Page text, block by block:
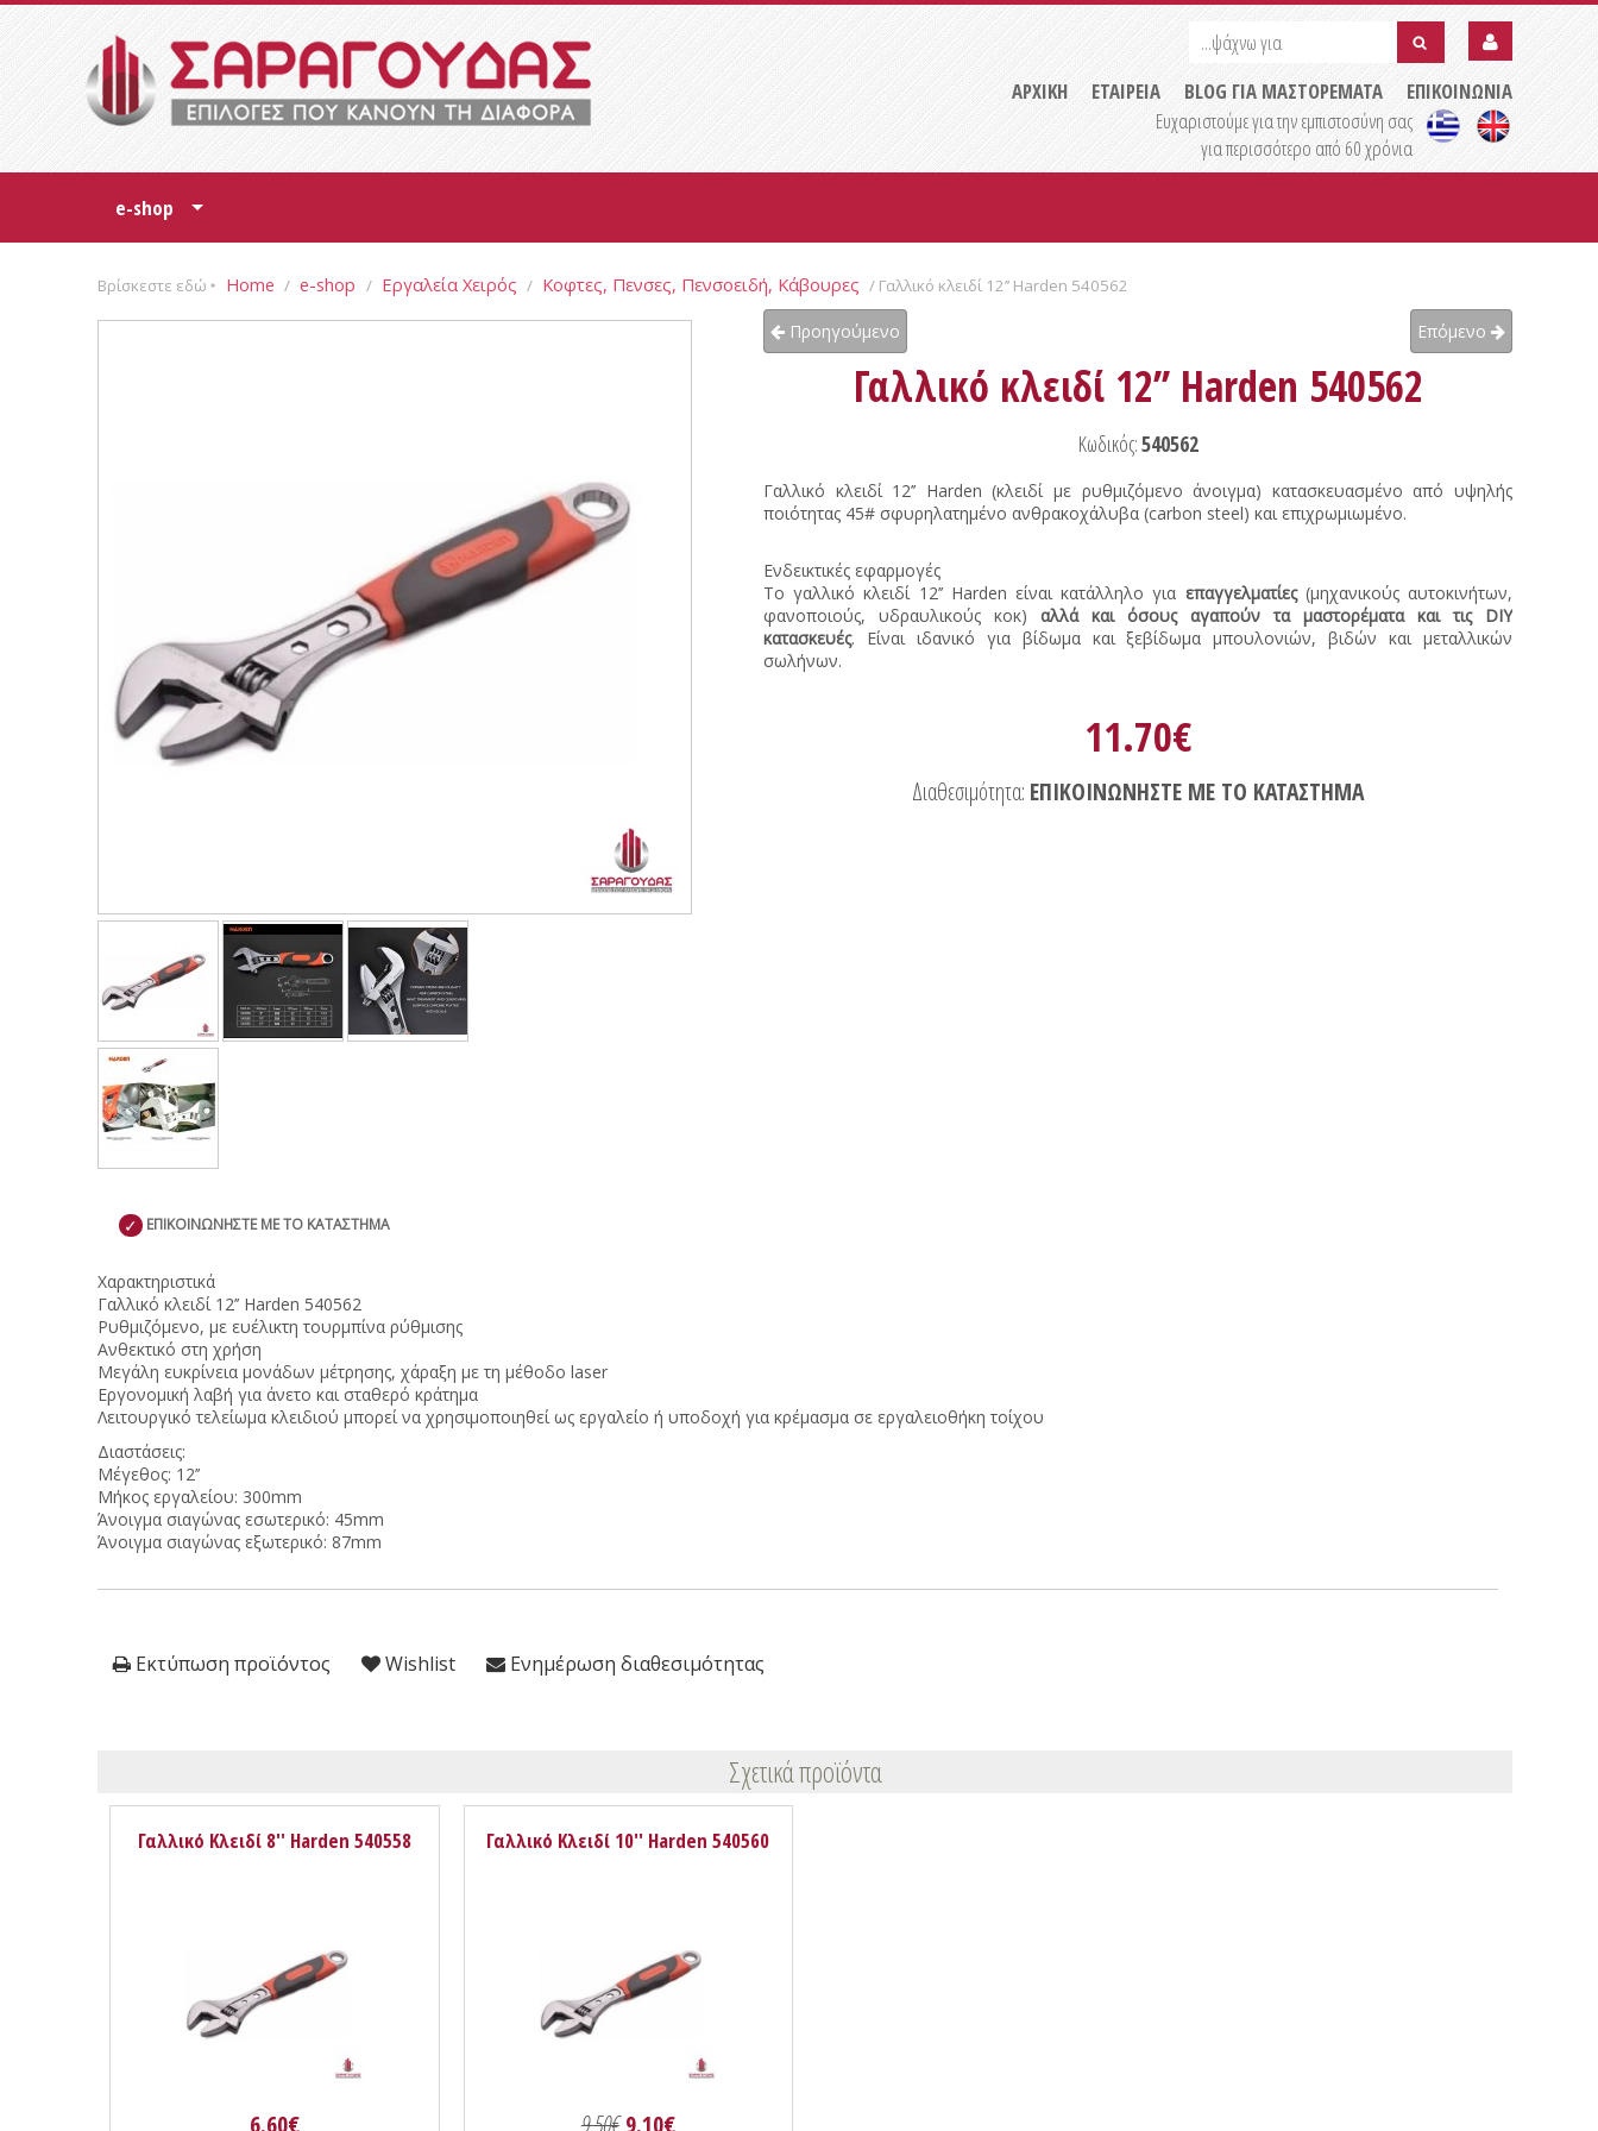
...ψάχνω
για
...ψάχνω
για
submit
ΕΠΙΚΟΙΝΩΝΙΑ
BLOG ΓΙΑ ΜΑΣΤΟΡΕΜΑΤΑ
ΕΤΑΙΡΕΙΑ
ΑΡΧΙΚΗ
Ευχαριστούμε για την εμπιστοσύνη σας
για περισσότερο από 60 χρόνια
e-shop
Βρίσκεστε εδώ ‣ Home / e-shop / Εργαλεία Χειρός / Κοφτες, Πενσες, Πενσοειδή, Κάβουρες / Γαλλικό κλειδί 12’’ Harden 540562
Προηγούμενο Επόμενο
Γαλλικό κλειδί 12’’ Harden 540562
Κωδικός:540562
Γαλλικό κλειδί 12’’ Harden (κλειδί με ρυθμιζόμενο άνοιγμα) κατασκευασμένο από υψηλής
ποιότητας 45# σφυρηλατημένο ανθρακοχάλυβα (carbon steel) και επιχρωμιωμένο.
Ενδεικτικές εφαρμογές
Το γαλλικό κλειδί 12’’ Harden είναι κατάλληλο για επαγγελματίες(μηχανικούς αυτοκινήτων,
φανοποιούς, υδραυλικούς κοκ) αλλά και όσους αγαπούν τα μαστορέματα και τις DIY
κατασκευές. Είναι ιδανικό για βίδωμα και ξεβίδωμα μπουλονιών, βιδών και μεταλλικών
σωλήνων.
11.70€
Διαθεσιμότητα: ΕΠΙΚΟΙΝΩΝΗΣΤΕ ΜΕ ΤΟ ΚΑΤΑΣΤΗΜΑ
✓ ΕΠΙΚΟΙΝΩΝΗΣΤΕ ΜΕ ΤΟ ΚΑΤΑΣΤΗΜΑ
Χαρακτηριστικά
Γαλλικό κλειδί 12’’ Harden 540562
Ρυθμιζόμενο, με ευέλικτη τουρμπίνα ρύθμισης
Ανθεκτικό στη χρήση
Μεγάλη ευκρίνεια μονάδων μέτρησης, χάραξη με τη μέθοδο laser
Εργονομική λαβή για άνετο και σταθερό κράτημα
Λειτουργικό τελείωμα κλειδιού μπορεί να χρησιμοποιηθεί ως εργαλείο ή υποδοχή για κρέμασμα σε εργαλειοθήκη τοίχου
Διαστάσεις:
Μέγεθος: 12’’
Μήκος εργαλείου: 300mm
Άνοιγμα σιαγώνας εσωτερικό: 45mm
Άνοιγμα σιαγώνας εξωτερικό: 87mm
Εκτύπωση προϊόντος Wishlist Ενημέρωση διαθεσιμότητας
Σχετικά προϊόντα
Γαλλικό Κλειδί 8'' Harden 540558 Γαλλικό Κλειδί 10'' Harden 540560